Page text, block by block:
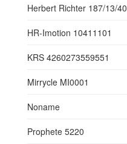
Herbert Richter 187/13/40
HR-Imotion 10411101
KRS 4260273559551
Mirrycle MI0001
Noname
Prophete 5220